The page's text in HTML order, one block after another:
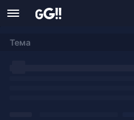
Тема